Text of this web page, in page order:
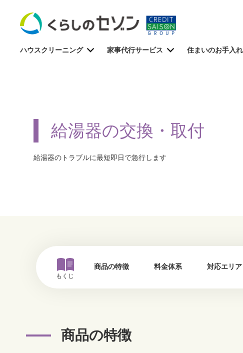
ハウスクリーニング 家事代行サービス 住まいのお手入れ
給湯器の交換・取付
給湯器のトラブルに最短即日で急行します
もくじ
商品の特徴 料金体系 対応エリア
商品の特徴